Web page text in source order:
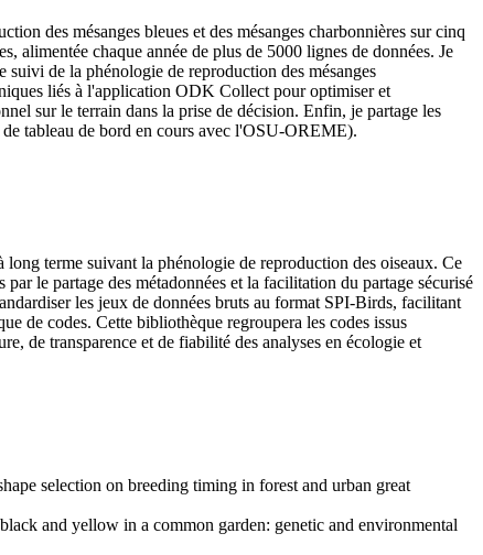
des mésanges bleues et des mésanges charbonnières sur cinq
alimentée chaque année de plus de 5000 lignes de données. Je
suivi de la phénologie de reproduction des mésanges
liés à l'application ODK Collect pour optimiser et
sur le terrain dans la prise de décision. Enfin, je partage les
tableau de bord en cours avec l'OSU-OREME).
long terme suivant la phénologie de reproduction des oiseaux. Ce
le partage des métadonnées et la facilitation du partage sécurisé
les jeux de données bruts au format SPI-Birds, facilitant
de codes. Cette bibliothèque regroupera les codes issus
de transparence et de fiabilité des analyses en écologie et
selection on breeding timing in forest and urban great
and yellow in a common garden: genetic and environmental